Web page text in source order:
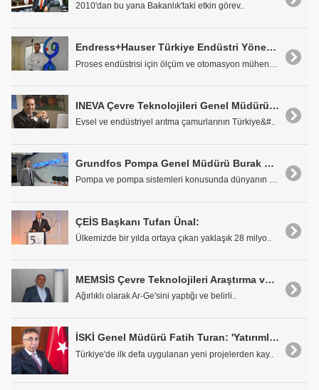
2010'dan bu yana Bakanlık'taki etkin görev..
Endress+Hauser Türkiye Endüstri Yöneticisi Berk Güder: 'En Yenilikçi Cihazlarımızla En Optimum Çözümleri Sunuyoruz'
INEVA Çevre Teknolojileri Genel Müdürü Onur Taş: 'Arıtma Çamuru Bir Enerji Kaynağı Olarak Kullanılmalı'
Evsel ve endüstriyel arıtma çamurlarının Türkiye&#..
Grundfos Pompa Genel Müdürü Burak Gürkan: 'Geleceğin Pompası, Grundfos Çatısı Altından Çıkacak'
Pompa ve pompa sistemleri konusunda dünyanın en ön..
ÇEİS Başkanı Tufan Ünal:
Ülkemizde bir yılda ortaya çıkan yaklaşık 28 milyo..
MEMSİS Çevre Teknolojileri Araştırma ve Geliştirme Ltd. Şti. Genel Müdürü Prof. Dr. İsmail Koyuncu
Ağırlıklı olarak Ar-Ge'sini yaptığı ve belirli..
İSKİ Genel Müdürü Fatih Turan: 'Yatırımlarımıza Değişen Talepler Doğrultusunda Yön Veriyoruz"
Türkiye'de ilk defa uygulanan yeni projelerden kay..